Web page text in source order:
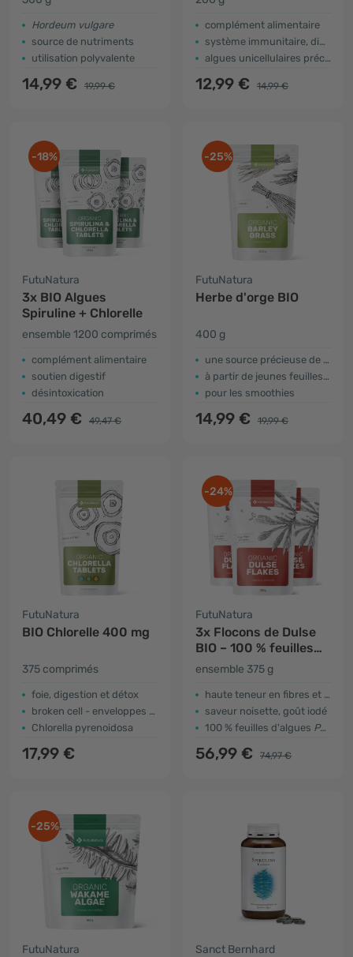
Hordeum vulgare
source de nutriments
utilisation polyvalente
14,99 € 19,99 €
complément alimentaire
système immunitaire, digestion et détox
algues unicellulaires précieuses
12,99 € 14,99 €
-18%
FutuNatura
3x BIO Algues
Spiruline + Chlorelle
ensemble 1200 comprimés
complément alimentaire
soutien digestif
désintoxication
40,49 € 49,47 €
-25%
FutuNatura
Herbe d'orge BIO
400 g
une source précieuse de nutriments
à partir de jeunes feuilles d'orge
pour les smoothies
14,99 € 19,99 €
FutuNatura
BIO Chlorelle 400 mg
375 comprimés
foie, digestion et détox
broken cell - enveloppes cellulaires détruites
Chlorella pyrenoidosa
17,99 €
-24%
FutuNatura
3x Flocons de Dulse
BIO – 100 % feuilles
d'algues dulse
ensemble 375 g
haute teneur en fibres et en protéines
saveur noisette, goût iodé
100 % feuilles d'algues Palmaria palmata
56,99 € 74,97 €
-25%
FutuNatura Sanct Bernhard